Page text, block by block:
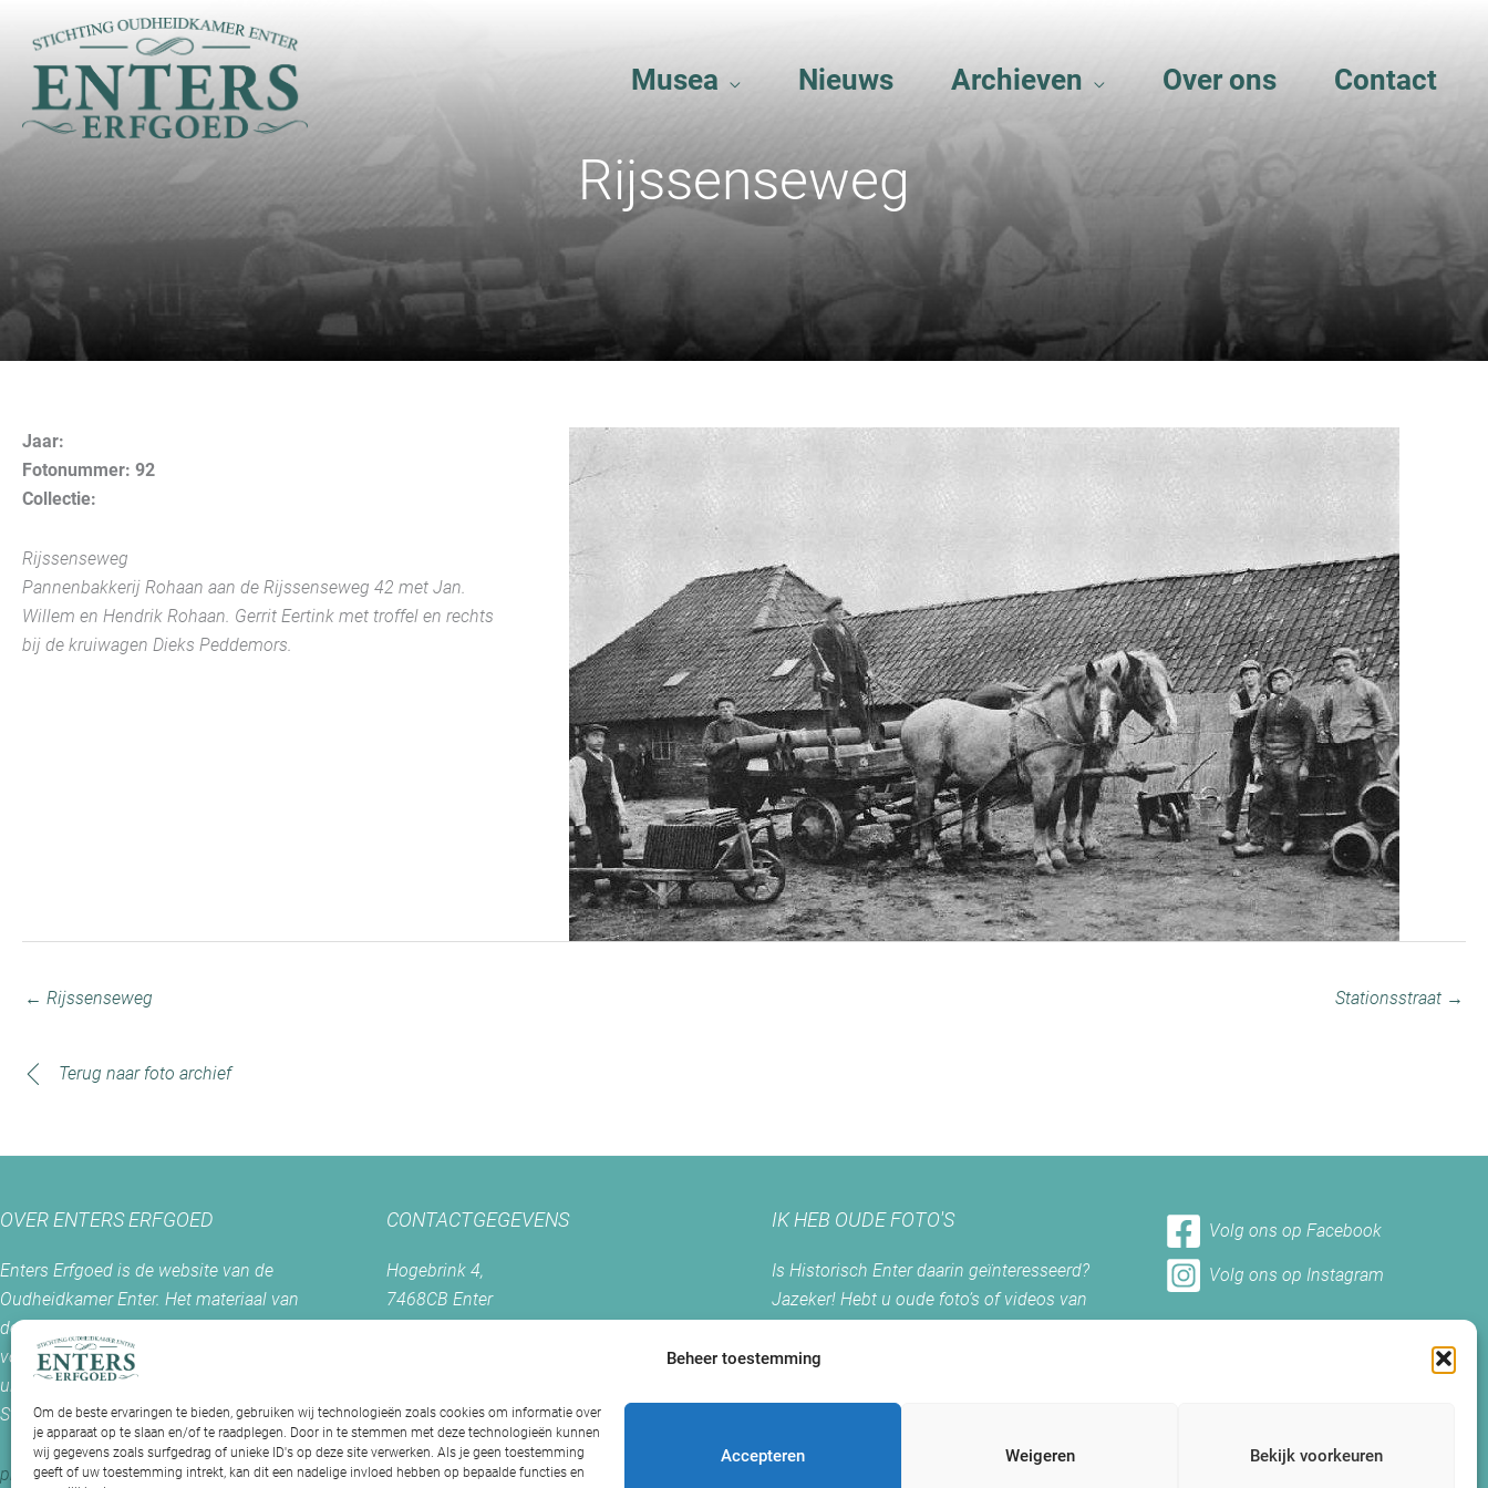
Beheer toestemming
Om de beste ervaringen te bieden, gebruiken wij technologieën zoals cookies om informatie over
je apparaat op te slaan en/of te raadplegen. Door in te stemmen met deze technologieën kunnen
wij gegevens zoals surfgedrag of unieke ID's op deze site verwerken. Als je geen toestemming
geeft of uw toestemming intrekt, kan dit een nadelige invloed hebben op bepaalde functies en
Accepteren Weigeren Bekijk voorkeuren
naar
inhoud
Musea Nieuws Archieven Over ons Contact
Rijssenseweg
Jaar:
Fotonummer: 92
Collectie:
Rijssenseweg
Pannenbakkerij Rohaan aan de Rijssenseweg 42 met Jan.
Willem en Hendrik Rohaan. Gerrit Eertink met troffel en rechts
bij de kruiwagen Dieks Peddemors.
← Rijssenseweg Stationsstraat →
Terug naar foto archief
OVER ENTERS ERFGOED
Enters Erfgoed is de website van de
Oudheidkamer Enter. Het materiaal van
deze site mag slechts worden gebruikt
voor welke doeleinden dan ook met
uitdrukkelijke toestemming van de
Stichting Oudheidkamer Enter.
privacy statement/cookiebeleid
CONTACTGEGEVENS
Hogebrink 4,
7468CB Enter
7468 ZH Enter
+0547 - 38 38 54
info@enterserfgoed.nl
IK HEB OUDE FOTO'S
Is Historisch Enter daarin geïnteresseerd?
Jazeker! Hebt u oude foto’s of videos van
opnemen.
Volg ons op Facebook
Volg ons op Instagram